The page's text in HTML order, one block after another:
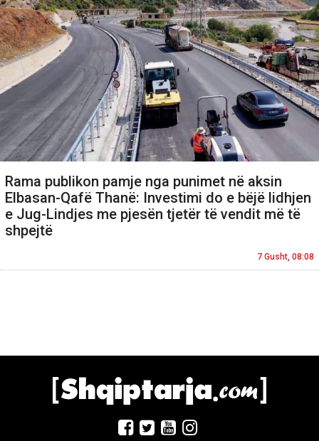
Rama publikon pamje nga punimet në aksin
Elbasan-Qafë Thanë: Investimi do e bëjë lidhjen
e Jug-Lindjes me pjesën tjetër të vendit më të
shpejtë
7 Gusht, 08:08